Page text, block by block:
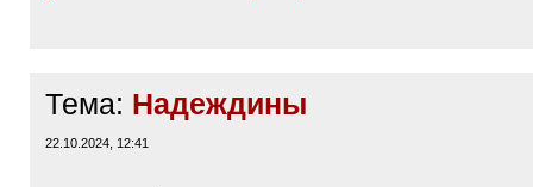
Тема: Надеждины
22.10.2024, 12:41